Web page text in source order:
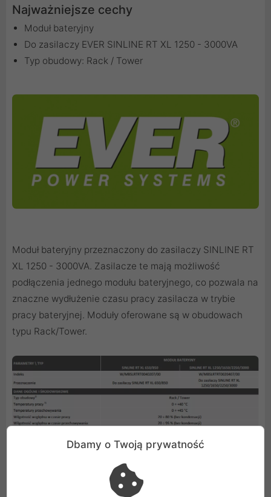
Najważniejsze cechy
Moduł bateryjny
Do zasilaczy EVER SINLINE RT XL 1250 - 3000VA
Typ obudowy: Rack / Tower
Moduł bateryjny przeznaczony do zasilaczy SINLINE RT
XL 1250 - 3000VA. Zasilacze te mają możliwość
podłączenia jednego modułu bateryjnego, co pozwala na
znaczne wydłużenie czasu pracy zasilacza w trybie
pracy bateryjnej. Moduły oferowane są w obudowach
typu Rack/Tower.
Dbamy o Twoją prywatność